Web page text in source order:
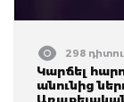
298
Կարճել
անունից
Առաքելական